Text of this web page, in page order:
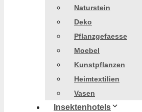
Naturstein
Deko
Pflanzgefaesse
Moebel
Kunstpflanzen
Heimtextilien
Vasen
Insektenhotels